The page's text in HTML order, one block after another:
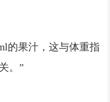
的果汁，这与体重指
。”